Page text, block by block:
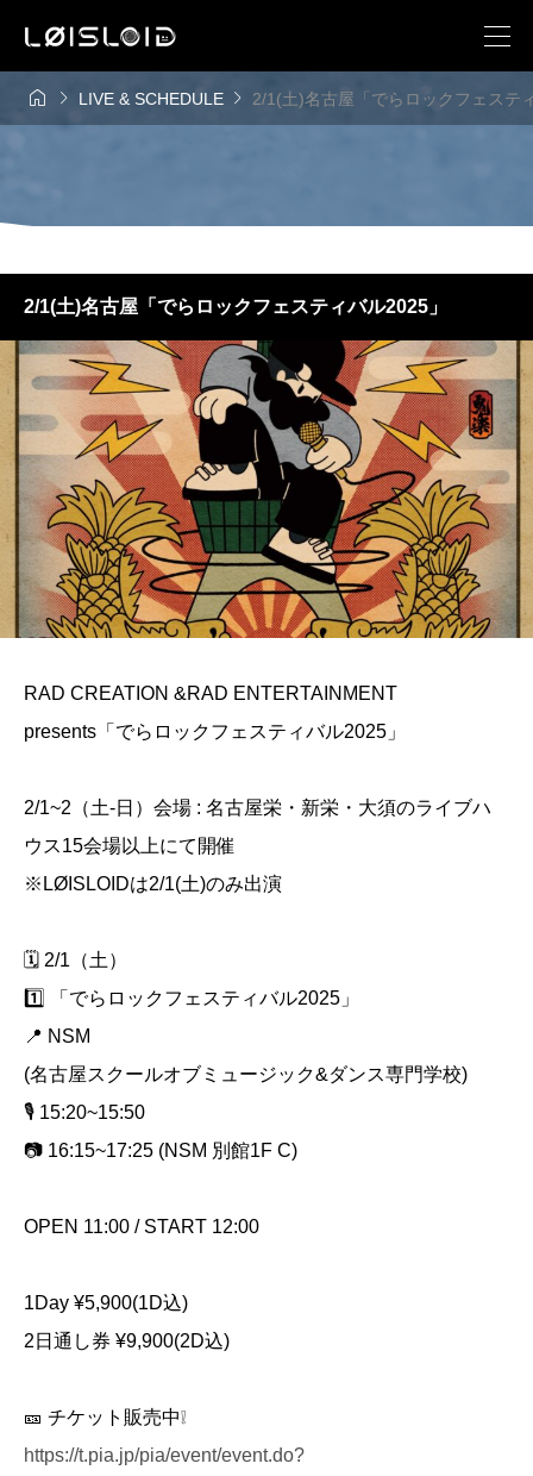
  LIVE & SCHEDULE  2/1(土)名古屋「でらロックフェステ
2/1(土)名古屋「でらロックフェスティバル2025」
RAD CREATION &RAD ENTERTAINMENT
presents「でらロックフェスティバル2025」
2/1~2（土-日）会場 : 名古屋栄・新栄・大須のライブハ
ウス15会場以上にて開催
※LØISLOIDは2/1(土)のみ出演
🗓️ 2/1（土）
1️⃣ 「でらロックフェスティバル2025」
📍 NSM
(名古屋スクールオブミュージック&ダンス専門学校)
🎙️ 15:20~15:50
📷 16:15~17:25 (NSM 別館1F C)
OPEN 11:00 / START 12:00
1Day ¥5,900(1D込)
2日通し券 ¥9,900(2D込)
🎫 チケット販売中❕
https://t.pia.jp/pia/event/event.do?